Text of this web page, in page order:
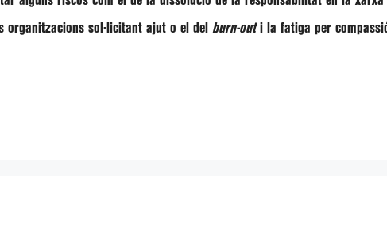
organitzacions sol·licitant ajut o el del burn-outi la fatiga per